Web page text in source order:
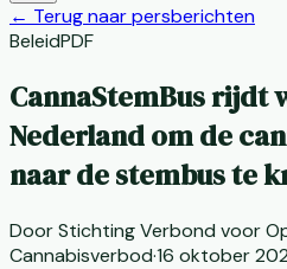
← Terug naar persberichten
BeleidPDF
CannaStemBus rijdt
Nederland om de
naar de stembus te
DoorStichting Verbond voor
Cannabisverbod·16 oktober